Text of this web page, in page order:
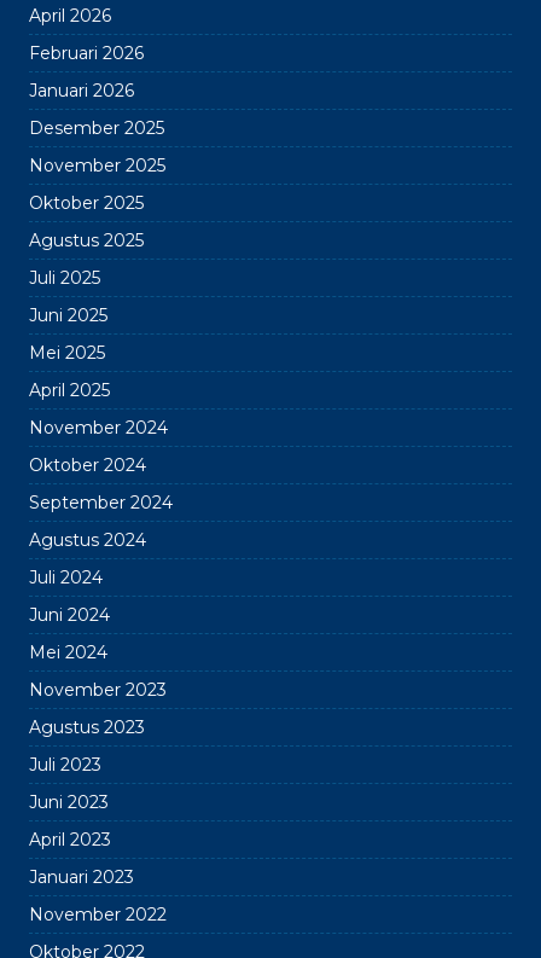
April 2026
Februari 2026
Januari 2026
Desember 2025
November 2025
Oktober 2025
Agustus 2025
Juli 2025
Juni 2025
Mei 2025
April 2025
November 2024
Oktober 2024
September 2024
Agustus 2024
Juli 2024
Juni 2024
Mei 2024
November 2023
Agustus 2023
Juli 2023
Juni 2023
April 2023
Januari 2023
November 2022
Oktober 2022